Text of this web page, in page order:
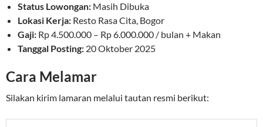
Status Lowongan: Masih Dibuka
Lokasi Kerja: Resto Rasa Cita, Bogor
Gaji: Rp 4.500.000 – Rp 6.000.000 / bulan + Makan
Tanggal Posting: 20 Oktober 2025
Cara Melamar
Silakan kirim lamaran melalui tautan resmi berikut: